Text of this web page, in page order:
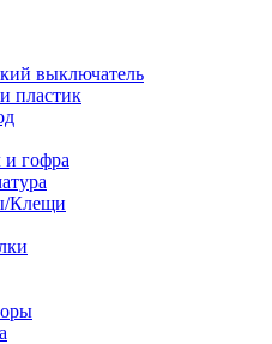
выключатель
пластик
и гофра
Клещи